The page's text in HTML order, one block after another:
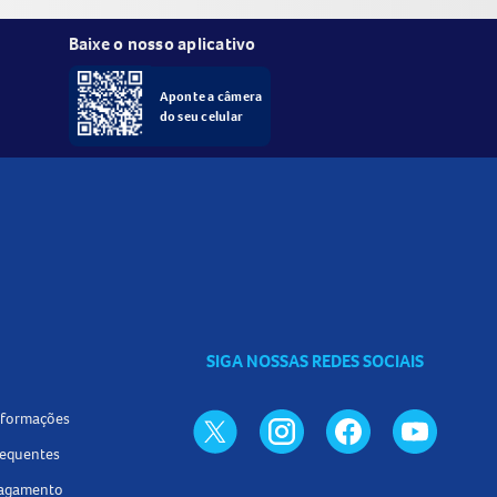
Baixe o nosso aplicativo
Aponte a câmera
do seu celular
SIGA NOSSAS REDES SOCIAIS